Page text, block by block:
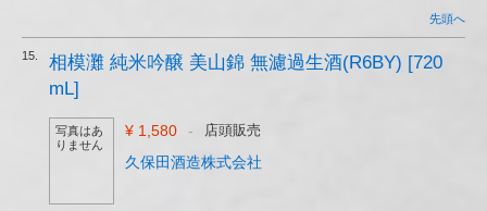
先頭へ
15.
相模灘 純米吟醸 美山錦 無濾過生酒(R6BY) [720
mL]
写真はあ
りません
¥ 1,580 - 店頭販売
久保田酒造株式会社